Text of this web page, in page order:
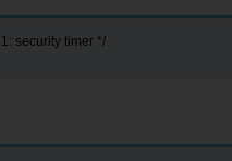
security timer */